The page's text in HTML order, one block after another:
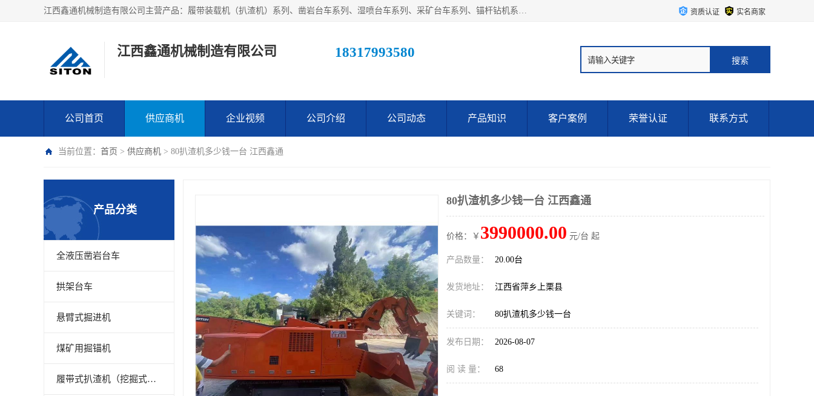
江西鑫通机械制造有限公司主营产品：履带装载机（扒渣机）系列、凿岩台车系列、湿喷台车系列、采矿台车系列、锚杆钻机系列、梭式矿车系列、电机车系列、砼搅拌运输车系列及后配套系列。公司在不断提升自身技术研发能力的同时引进德国、瑞典等国外先进技术和工艺，广泛征询用户意见，扬长避短，日趋完善和成熟，赢得了广大用户的青睐。 资质认证 实名商家
江西鑫通机械制造有限公司 18317993580
公司首页 供应商机 企业视频 公司介绍 公司动态 产品知识 客户案例 荣誉认证 联系方式
当前位置： 首页 > 供应商机 > 80扒渣机多少钱一台 江西鑫通
产品分类
全液压凿岩台车
拱架台车
悬臂式掘进机
煤矿用掘锚机
履带式扒渣机（挖掘式装载机）
80扒渣机多少钱一台 江西鑫通
价格：￥ 3990000.00 元/台 起
产品数量： 20.00台
发货地址： 江西省萍乡上栗县
关键词： 80扒渣机多少钱一台
发布日期： 2026-08-07
阅 读 量： 68